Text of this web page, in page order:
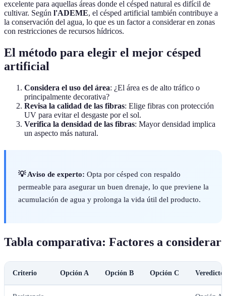
excelente para aquellas áreas donde el césped natural es difícil de
cultivar. Según l'ADEME, el césped artificial también contribuye a
la conservación del agua, lo que es un factor a considerar en zonas
con restricciones de recursos hídricos.
El método para elegir el mejor césped
artificial
Considera el uso del área: ¿El área es de alto tráfico o
principalmente decorativa?
Revisa la calidad de las fibras: Elige fibras con protección
UV para evitar el desgaste por el sol.
Verifica la densidad de las fibras: Mayor densidad implica
un aspecto más natural.
💡 Aviso de experto: Opta por césped con respaldo
permeable para asegurar un buen drenaje, lo que previene la
acumulación de agua y prolonga la vida útil del producto.
Tabla comparativa: Factores a considerar
Criterio Opción A Opción B Opción C Veredicto